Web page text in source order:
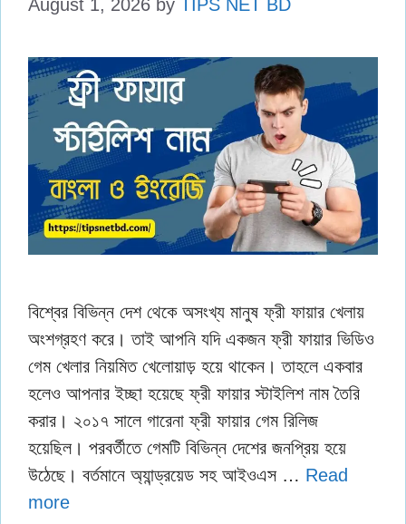
August 1, 2026 by TIPS NET BD
বিশ্বের বিভিন্ন দেশ থেকে অসংখ্য মানুষ ফ্রী ফায়ার খেলায়
অংশগ্রহণ করে। তাই আপনি যদি একজন ফ্রী ফায়ার ভিডিও
গেম খেলার নিয়মিত খেলোয়াড় হয়ে থাকেন। তাহলে একবার
হলেও আপনার ইচ্ছা হয়েছে ফ্রী ফায়ার স্টাইলিশ নাম তৈরি
করার। ২০১৭ সালে গারেনা ফ্রী ফায়ার গেম রিলিজ
হয়েছিল। পরবর্তীতে গেমটি বিভিন্ন দেশের জনপ্রিয় হয়ে
উঠেছে। বর্তমানে অ্যান্ড্রয়েড সহ আইওএস … Read
more